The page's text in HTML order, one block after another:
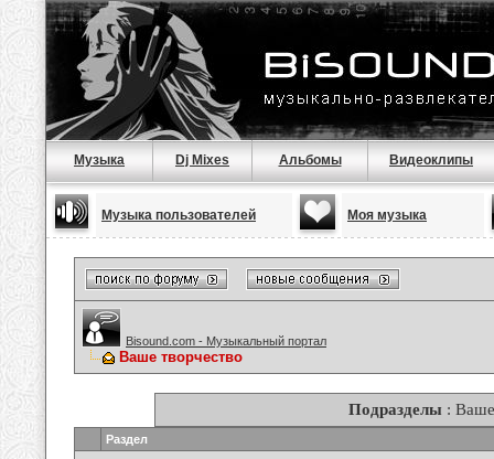
Музыка Dj Mixes Альбомы Видеоклипы
Музыка пользователей Моя музыка
Bisound.com - Музыкальный портал
Ваше творчество
Подразделы :
Раздел